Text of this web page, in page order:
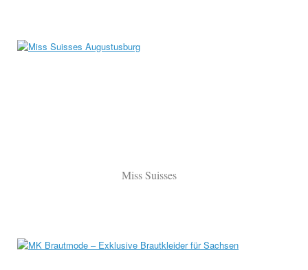
Miss Suisses